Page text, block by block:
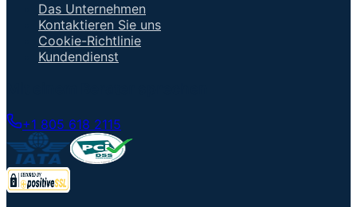
Das Unternehmen
Kontaktieren Sie uns
Cookie-Richtlinie
Kundendienst
+1 805 618 2115